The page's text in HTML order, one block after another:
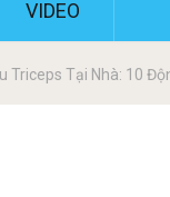
VIDEO
Triceps Tại Nhà: 10